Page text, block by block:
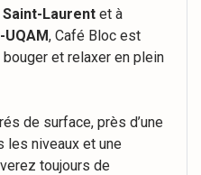
Laurent et à
, Café Bloc est
bouger et relaxer en plein
de surface, près d’une
les niveaux et une
toujours de